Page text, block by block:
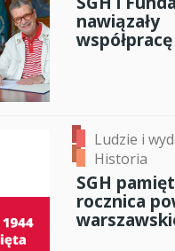
nawiązały
współpracę
Ludzie i
Historia
SGH
rocznica